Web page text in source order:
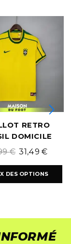
RETRO
DOMICILE
1999
€ 31,49€
DES OPTIONS